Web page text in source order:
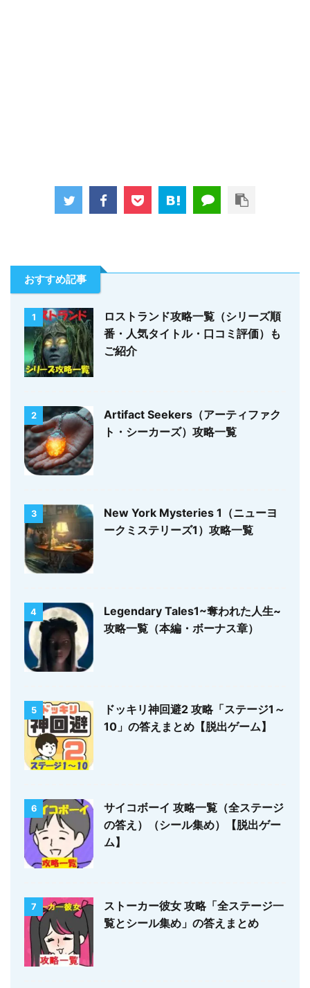
おすすめ記事
1
ロストランド攻略一覧（シリーズ順
番・人気タイトル・口コミ評価）も
ご紹介
2
Artifact Seekers（アーティファク
ト・シーカーズ）攻略一覧
3
New York Mysteries 1（ニューヨ
ークミステリーズ1）攻略一覧
4
Legendary Tales1~奪われた人生~
攻略一覧（本編・ボーナス章）
5
ドッキリ神回避2 攻略「ステージ1～
10」の答えまとめ【脱出ゲーム】
6
サイコボーイ 攻略一覧（全ステージ
の答え）（シール集め）【脱出ゲー
ム】
7
ストーカー彼女 攻略「全ステージ一
覧とシール集め」の答えまとめ